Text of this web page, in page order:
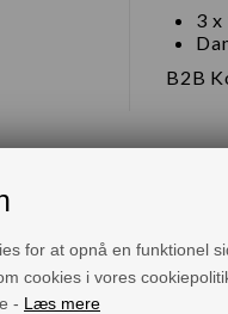
for at opnå en funktionel
cookies i vores
- Læs mere
3 x
B2B